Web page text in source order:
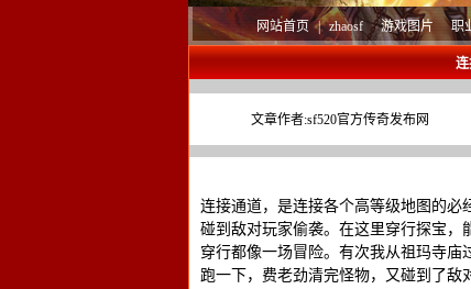
职
游戏图片
zhaosf
网站首页 |
文章作者:sf520官方传奇发布网
连接通道，是连接各个高等级地图的必
碰到敌对玩家偷袭。在这里穿行探宝，
穿行都像一场冒险。有次我从祖玛寺
跑一下，费老劲清完怪物，又碰到了